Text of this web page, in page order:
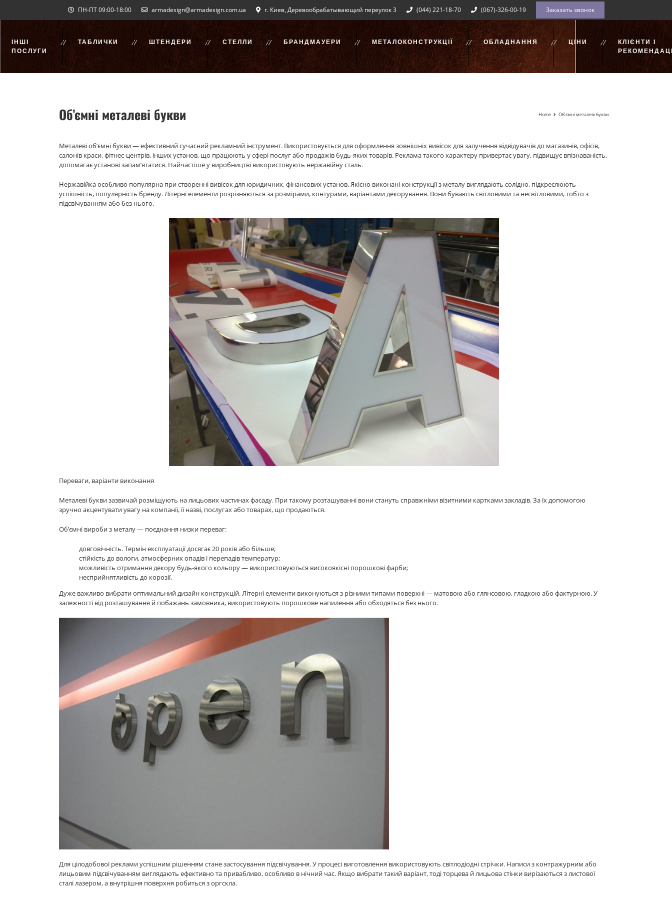
ПН-ПТ 09:00-18:00 armadesign@armadesign.com.ua г. Киев, Деревообрабатывающий переулок 3 (044) 221-18-70 (067)-326-00-19 Заказать звонок
ІНШІ
ПОСЛУГИ
ТАБЛИЧКИ ШТЕНДЕРИ СТЕЛЛИ БРАНДМАУЕРИ МЕТАЛОКОНСТРУКЦІЇ ОБЛАДНАННЯ ЦІНИ
КЛІЄНТИ І
content
Об’ємні металеві букви Home Об’ємні металеві букви
Металеві об’ємні букви — ефективний сучасний рекламний інструмент. Використовується для оформлення зовнішніх вивісок для залучення відвідувачів до магазинів, офісів,
салонів краси, фітнес-центрів, інших установ, що працюють у сфері послуг або продажів будь-яких товарів. Реклама такого характеру привертає увагу, підвищує впізнаваність,
допомагає установі запам’ятатися. Найчастіше у виробництві використовують нержавійну сталь.
Нержавійка особливо популярна при створенні вивісок для юридичних, фінансових установ. Якісно виконані конструкції з металу виглядають солідно, підкреслюють
успішність, популярність бренду. Літерні елементи розрізняються за розмірами, контурами, варіантами декорування. Вони бувають світловими та несвітловими, тобто з
підсвічуванням або без нього.
Переваги, варіанти виконання
Металеві букви зазвичай розміщують на лицьових частинах фасаду. При такому розташуванні вони стануть справжніми візитними картками закладів. За їх допомогою
зручно акцентувати увагу на компанії, її назві, послугах або товарах, що продаються.
Об’ємні вироби з металу — поєднання низки переваг:
довговічність. Термін експлуатації досягає 20 років або більше;
стійкість до вологи, атмосферних опадів і перепадів температур;
можливість отримання декору будь-якого кольору — використовуються високоякісні порошкові фарби;
несприйнятливість до корозії.
Дуже важливо вибрати оптимальний дизайн конструкцій. Літерні елементи виконуються з різними типами поверхні — матовою або глянсовою, гладкою або фактурною. У
залежності від розташування й побажань замовника, використовують порошкове напилення або обходяться без нього.
Для цілодобової реклами успішним рішенням стане застосування підсвічування. У процесі виготовлення використовують світлодіодні стрічки. Написи з контражурним або
лицьовим підсвічуванням виглядають ефективно та привабливо, особливо в нічний час. Якщо вибрати такий варіант, тоді торцева й лицьова стінки вирізаються з листової
сталі лазером, а внутрішня поверхня робиться з оргскла.